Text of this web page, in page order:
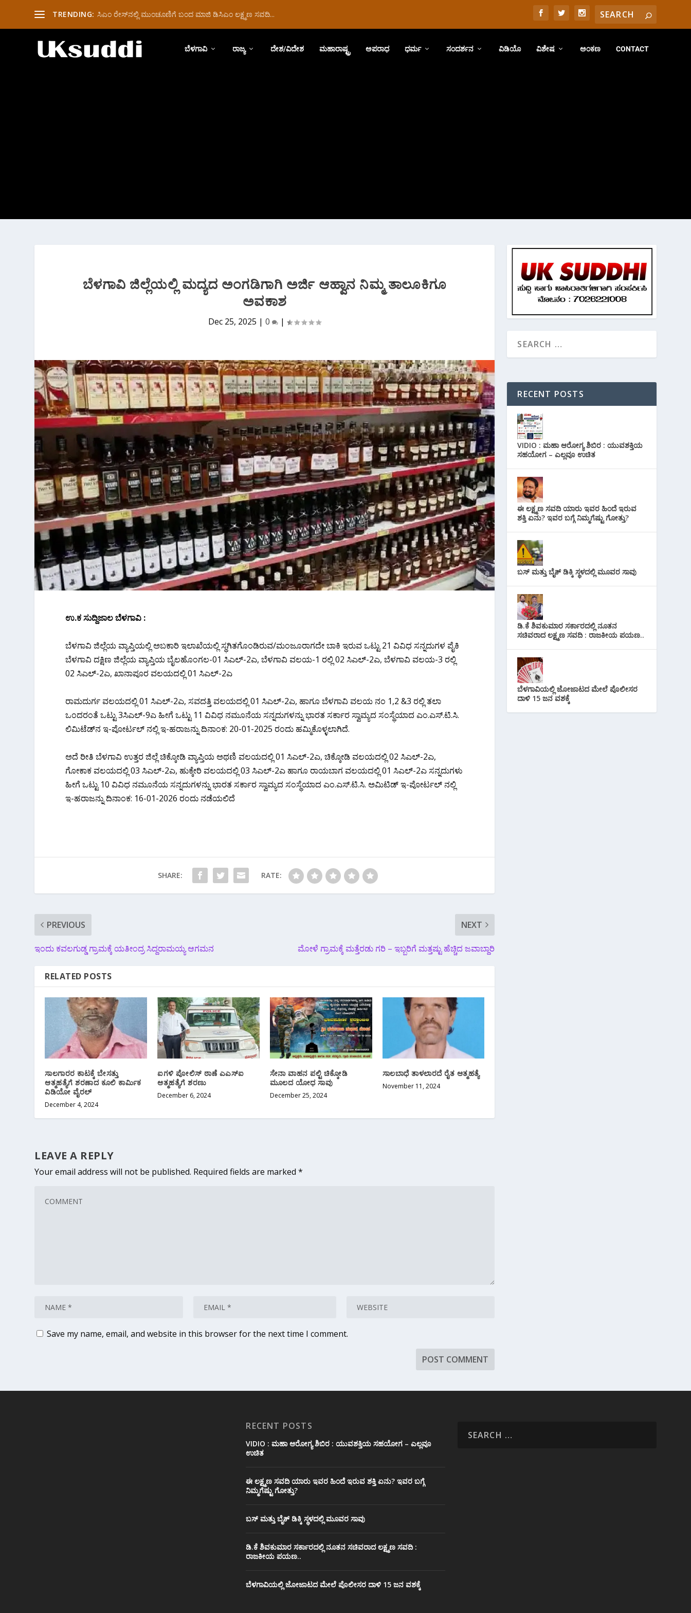
TRENDING: ಸಿಎಂ ರೇಸ್‌ನಲ್ಲಿ ಮುಂಚೂಣಿಗೆ ಬಂದ ಮಾಜಿ ಡಿಸಿಎಂ ಲಕ್ಷ್ಮಣ ಸವದಿ...
ಬೆಳಗಾವಿ ರಾಜ್ಯ ದೇಶ/ವಿದೇಶ ಮಹಾರಾಷ್ಟ್ರ ಅಪರಾಧ ಧರ್ಮ ಸಂದರ್ಶನ ವಿಡಿಯೊ ವಿಶೇಷ ಅಂಕಣ CONTACT
ಬೆಳಗಾವಿ ಜಿಲ್ಲೆಯಲ್ಲಿ ಮದ್ಯದ ಅಂಗಡಿಗಾಗಿ ಅರ್ಜಿ ಆಹ್ವಾನ ನಿಮ್ಮ ತಾಲೂಕಿಗೂ
ಅವಕಾಶ
Dec 25, 2025 |0 |
ಉ.ಕ ಸುದ್ದಿಜಾಲ ಬೆಳಗಾವಿ :
ಬೆಳಗಾವಿ ಜಿಲ್ಲೆಯ ವ್ಯಾಪ್ತಿಯಲ್ಲಿ ಅಬಕಾರಿ ಇಲಾಖೆಯಲ್ಲಿ ಸ್ಥಗಿತಗೊಂಡಿರುವ/ಮಂಜೂರಾಗದೇ ಬಾಕಿ ಇರುವ ಒಟ್ಟು 21 ವಿವಿಧ ಸನ್ನದುಗಳ ಪೈಕಿ
ಬೆಳಗಾವಿ ದಕ್ಷಿಣ ಜಿಲ್ಲೆಯ ವ್ಯಾಪ್ತಿಯ ಬೈಲಹೊಂಗಲ-01 ಸಿಎಲ್-2ಎ, ಬೆಳಗಾವಿ ವಲಯ-1 ರಲ್ಲಿ 02 ಸಿಎಲ್-2ಎ, ಬೆಳಗಾವಿ ವಲಯ-3 ರಲ್ಲಿ
02 ಸಿಎಲ್-2ಎ, ಖಾನಾಪೂರ ವಲಯದಲ್ಲಿ 01 ಸಿಎಲ್-2ಎ
ರಾಮದುರ್ಗ ವಲಯದಲ್ಲಿ 01 ಸಿಎಲ್-2ಎ, ಸವದತ್ತಿ ವಲಯದಲ್ಲಿ 01 ಸಿಎಲ್-2ಎ, ಹಾಗೂ ಬೆಳಗಾವಿ ವಲಯ ನಂ 1,2 &3 ರಲ್ಲಿ ತಲಾ
ಒಂದರಂತೆ ಒಟ್ಟು 3ಸಿಎಲ್-9ಎ ಹೀಗೆ ಒಟ್ಟು 11 ವಿವಿಧ ನಮೂನೆಯ ಸನ್ನದುಗಳನ್ನು ಭಾರತ ಸರ್ಕಾರ ಸ್ವಾಮ್ಯದ ಸಂಸ್ಥೆಯಾದ ಎಂ.ಎಸ್.ಟಿ.ಸಿ.
ಲಿಮಿಟೆಡ್‌ನ ಇ-ಪೋರ್ಟಲ್ ನಲ್ಲಿ ಇ-ಹರಾಜನ್ನು ದಿನಾಂಕ: 20-01-2025 ರಂದು ಹಮ್ಮಿಕೊಳ್ಳಲಾಗಿದೆ.
ಅದೆ ರೀತಿ ಬೆಳಗಾವಿ ಉತ್ತರ ಜಿಲ್ಲೆ ಚಿಕ್ಕೋಡಿ ವ್ಯಾಪ್ತಿಯ ಅಥಣಿ ವಲಯದಲ್ಲಿ 01 ಸಿಎಲ್-2ಎ, ಚಿಕ್ಕೋಡಿ ವಲಯದಲ್ಲಿ 02 ಸಿಎಲ್-2ಎ,
ಗೋಕಾಕ ವಲಯದಲ್ಲಿ 03 ಸಿಎಲ್-2ಎ, ಹುಕ್ಕೇರಿ ವಲಯದಲ್ಲಿ 03 ಸಿಎಲ್-2ಎ ಹಾಗೂ ರಾಯಬಾಗ ವಲಯದಲ್ಲಿ 01 ಸಿಎಲ್-2ಎ ಸನ್ನದುಗಳು
ಹೀಗೆ ಒಟ್ಟು 10 ವಿವಿಧ ನಮೂನೆಯ ಸನ್ನದುಗಳನ್ನು ಭಾರತ ಸರ್ಕಾರ ಸ್ವಾಮ್ಯದ ಸಂಸ್ಥೆಯಾದ ಎಂ.ಎಸ್.ಟಿ.ಸಿ. ಅಮಿಟಿಡ್ ಇ-ಪೋರ್ಟಲ್ ನಲ್ಲಿ
ಇ-ಹರಾಜನ್ನು ದಿನಾಂಕ: 16-01-2026 ರಂದು ನಡೆಯಲಿದೆ
SHARE: RATE:
PREVIOUS
ಇಂದು ಕವಲಗುಡ್ಡ ಗ್ರಾಮಕ್ಕೆ ಯತೀಂದ್ರ ಸಿದ್ದರಾಮಯ್ಯ ಆಗಮನ
NEXT
ಮೋಳೆ ಗ್ರಾಮಕ್ಕೆ ಮತ್ತೆರಡು ಗರಿ – ಇಬ್ಬರಿಗೆ ಮತ್ತಷ್ಟು ಹೆಚ್ಚಿದ ಜವಾಬ್ದಾರಿ
RELATED POSTS
ಸಾಲಗಾರರ ಕಾಟಕ್ಕೆ ಬೇಸತ್ತು
ಆತ್ಮಹತ್ಯೆಗೆ ಶರಣಾದ ಕೂಲಿ ಕಾರ್ಮಿಕ
ವಿಡಿಯೋ ವೈರಲ್
December 4, 2024
ಐಗಳಿ ಪೋಲಿಸ್ ಠಾಣೆ ಎಎಸ್ಐ
ಆತ್ಮಹತ್ಯೆಗೆ ಶರಣು
December 6, 2024
ಸೇನಾ ವಾಹನ ಪಲ್ಟಿ ಚಿಕ್ಕೋಡಿ
ಮೂಲದ ಯೋಧ ಸಾವು
December 25, 2024
ಸಾಲಬಾಧೆ ತಾಳಲಾರದೆ ರೈತ ಆತ್ಮಹತ್ಯೆ
November 11, 2024
LEAVE A REPLY
Your email address will not be published. Required fields are marked*
Save my name, email, and website in this browser for the next time I comment.
RECENT POSTS
VIDIO : ಮಹಾ ಆರೋಗ್ಯ ಶಿಬಿರ : ಯುವಶಕ್ತಿಯ
ಸಹಯೋಗ – ಎಲ್ಲವೂ ಉಚಿತ
ಈ ಲಕ್ಷ್ಮಣ ಸವದಿ ಯಾರು ಇವರ ಹಿಂದೆ ಇರುವ
ಶಕ್ತಿ ಏನು? ಇವರ ಬಗ್ಗೆ ನಿಮ್ಮಗೆಷ್ಟು ಗೋತ್ತು?
ಬಸ್ ಮತ್ತು ಬೈಕ್ ಡಿಕ್ಕಿ ಸ್ಥಳದಲ್ಲಿ ಮೂವರ ಸಾವು
ಡಿ.ಕೆ ಶಿವಕುಮಾರ ಸರ್ಕಾರದಲ್ಲಿ ನೂತನ
ಸಚಿವರಾದ ಲಕ್ಷ್ಮಣ ಸವದಿ : ರಾಜಕೀಯ ಪಯಣ..
ಬೆಳಗಾವಿಯಲ್ಲಿ ಜೋಜಾಟದ ಮೇಲೆ ಪೊಲೀಸರ
ದಾಳಿ 15 ಜನ ವಶಕ್ಕೆ
RECENT POSTS
VIDIO : ಮಹಾ ಆರೋಗ್ಯ ಶಿಬಿರ : ಯುವಶಕ್ತಿಯ ಸಹಯೋಗ – ಎಲ್ಲವೂ
ಉಚಿತ
ಈ ಲಕ್ಷ್ಮಣ ಸವದಿ ಯಾರು ಇವರ ಹಿಂದೆ ಇರುವ ಶಕ್ತಿ ಏನು? ಇವರ ಬಗ್ಗೆ
ನಿಮ್ಮಗೆಷ್ಟು ಗೋತ್ತು?
ಬಸ್ ಮತ್ತು ಬೈಕ್ ಡಿಕ್ಕಿ ಸ್ಥಳದಲ್ಲಿ ಮೂವರ ಸಾವು
ಡಿ.ಕೆ ಶಿವಕುಮಾರ ಸರ್ಕಾರದಲ್ಲಿ ನೂತನ ಸಚಿವರಾದ ಲಕ್ಷ್ಮಣ ಸವದಿ :
ರಾಜಕೀಯ ಪಯಣ..
ಬೆಳಗಾವಿಯಲ್ಲಿ ಜೋಜಾಟದ ಮೇಲೆ ಪೊಲೀಸರ ದಾಳಿ 15 ಜನ ವಶಕ್ಕೆ